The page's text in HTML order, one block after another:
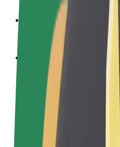
Avtopark sahibi kimi
Avtoparkınızı Bolt
Biznes üçün Bolt
Biznesiniz üçün